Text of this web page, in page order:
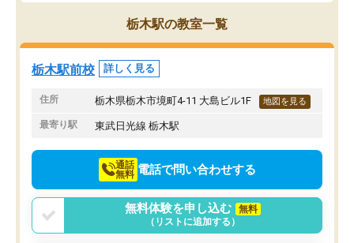
栃木駅の教室一覧
栃木駅前校 詳しく見る
住所 栃木県栃木市境町4-11 大島ビル1F 地図を見る
最寄り駅 東武日光線 栃木駅
通話
無料 電話で問い合わせする
無料体験を申し込む
無料
（リストに追加する）